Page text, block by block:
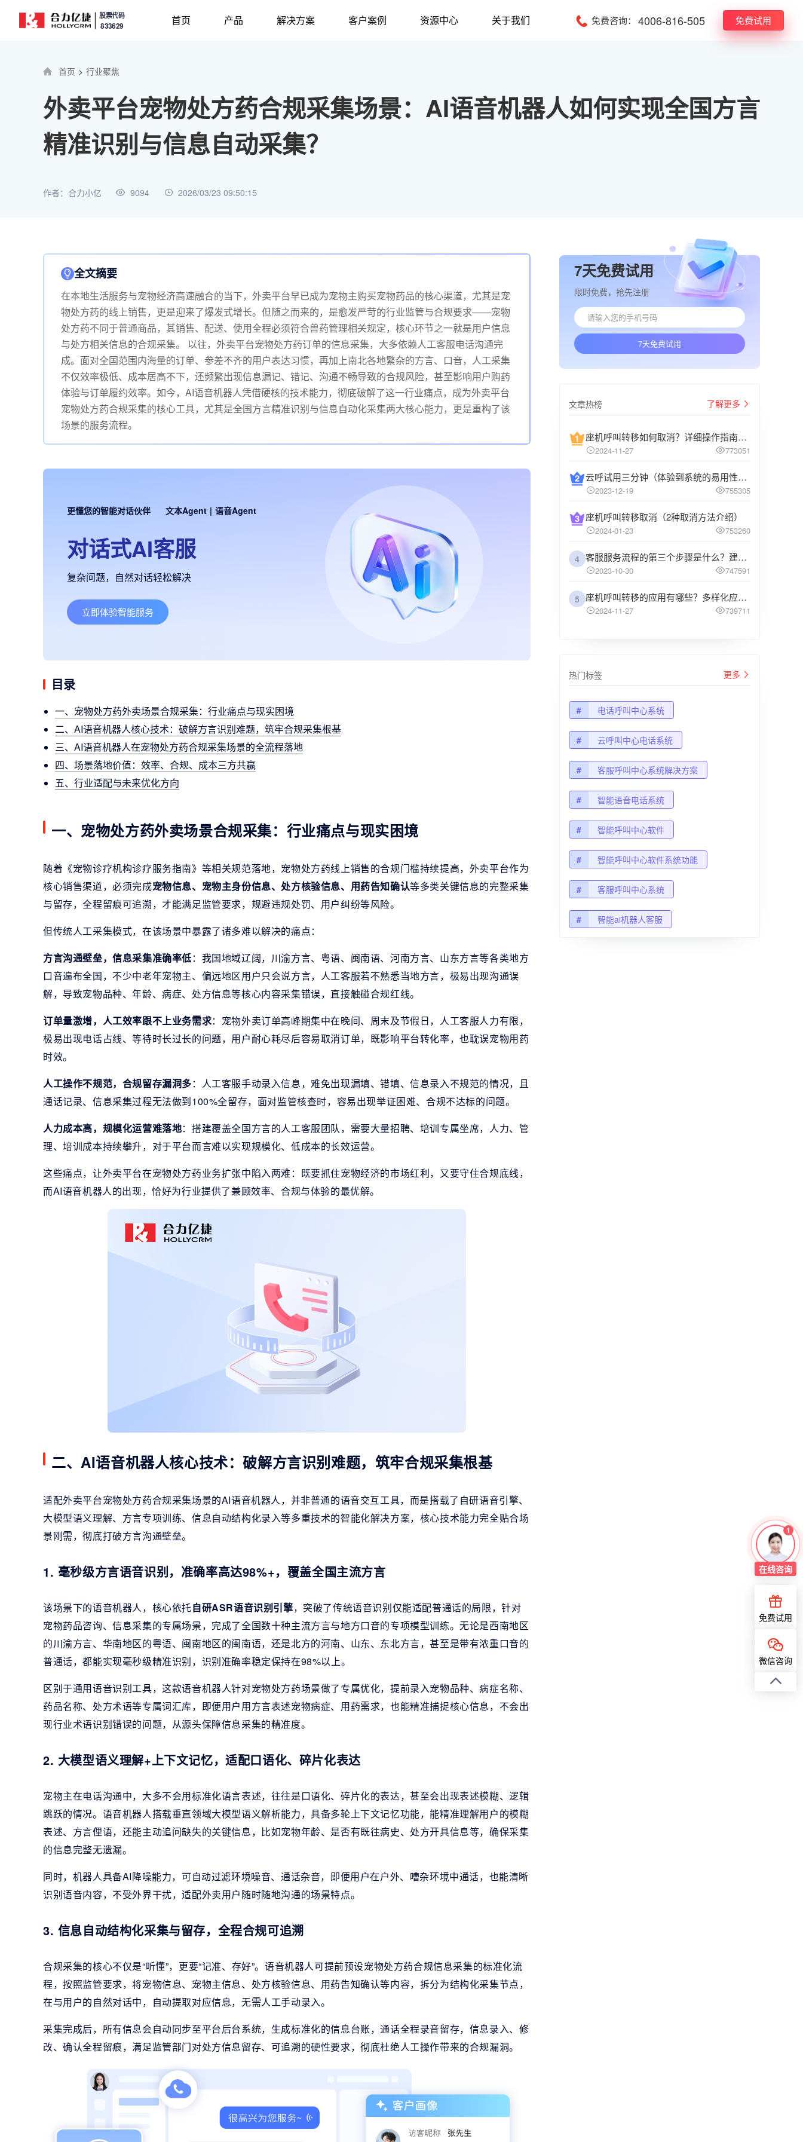
股票代码
833629 首页 产品 解决方案 客户案例 资源中心 关于我们 免费咨询： 4006-816-505 免费试用
首页 > 行业聚焦
外卖平台宠物处方药合规采集场景：AI语音机器人如何实现全国方言
精准识别与信息自动采集？
作者：合力小亿 9094 2026/03/23 09:50:15
全文摘要
在本地生活服务与宠物经济高速融合的当下，外卖平台早已成为宠物主购买宠物药品的核心渠道，尤其是宠
物处方药的线上销售，更是迎来了爆发式增长。但随之而来的，是愈发严苛的行业监管与合规要求——宠物
处方药不同于普通商品，其销售、配送、使用全程必须符合兽药管理相关规定，核心环节之一就是用户信息
与处方相关信息的合规采集。 以往，外卖平台宠物处方药订单的信息采集，大多依赖人工客服电话沟通完
成。面对全国范围内海量的订单、参差不齐的用户表达习惯，再加上南北各地繁杂的方言、口音，人工采集
不仅效率极低、成本居高不下，还频繁出现信息漏记、错记、沟通不畅导致的合规风险，甚至影响用户购药
体验与订单履约效率。如今，AI语音机器人凭借硬核的技术能力，彻底破解了这一行业痛点，成为外卖平台
宠物处方药合规采集的核心工具，尤其是全国方言精准识别与信息自动化采集两大核心能力，更是重构了该
场景的服务流程。
更懂您的智能对话伙伴 文本Agent | 语音Agent
对话式AI客服
复杂问题，自然对话轻松解决
立即体验智能服务
目录
一、宠物处方药外卖场景合规采集：行业痛点与现实困境
二、AI语音机器人核心技术：破解方言识别难题，筑牢合规采集根基
三、AI语音机器人在宠物处方药合规采集场景的全流程落地
四、场景落地价值：效率、合规、成本三方共赢
五、行业适配与未来优化方向
一、宠物处方药外卖场景合规采集：行业痛点与现实困境
随着《宠物诊疗机构诊疗服务指南》等相关规范落地，宠物处方药线上销售的合规门槛持续提高，外卖平台作为
核心销售渠道，必须完成宠物信息、宠物主身份信息、处方核验信息、用药告知确认等多类关键信息的完整采集
与留存，全程留痕可追溯，才能满足监管要求，规避违规处罚、用户纠纷等风险。
但传统人工采集模式，在该场景中暴露了诸多难以解决的痛点：
方言沟通壁垒，信息采集准确率低：我国地域辽阔，川渝方言、粤语、闽南语、河南方言、山东方言等各类地方
口音遍布全国，不少中老年宠物主、偏远地区用户只会说方言，人工客服若不熟悉当地方言，极易出现沟通误
解，导致宠物品种、年龄、病症、处方信息等核心内容采集错误，直接触碰合规红线。
订单量激增，人工效率跟不上业务需求：宠物外卖订单高峰期集中在晚间、周末及节假日，人工客服人力有限，
极易出现电话占线、等待时长过长的问题，用户耐心耗尽后容易取消订单，既影响平台转化率，也耽误宠物用药
时效。
人工操作不规范，合规留存漏洞多：人工客服手动录入信息，难免出现漏填、错填、信息录入不规范的情况，且
通话记录、信息采集过程无法做到100%全留存，面对监管核查时，容易出现举证困难、合规不达标的问题。
人力成本高，规模化运营难落地：搭建覆盖全国方言的人工客服团队，需要大量招聘、培训专属坐席，人力、管
理、培训成本持续攀升，对于平台而言难以实现规模化、低成本的长效运营。
这些痛点，让外卖平台在宠物处方药业务扩张中陷入两难：既要抓住宠物经济的市场红利，又要守住合规底线，
而AI语音机器人的出现，恰好为行业提供了兼顾效率、合规与体验的最优解。
二、AI语音机器人核心技术：破解方言识别难题，筑牢合规采集根基
适配外卖平台宠物处方药合规采集场景的AI语音机器人，并非普通的语音交互工具，而是搭载了自研语音引擎、
大模型语义理解、方言专项训练、信息自动结构化录入等多重技术的智能化解决方案，核心技术能力完全贴合场
景刚需，彻底打破方言沟通壁垒。
1. 毫秒级方言语音识别，准确率高达98%+，覆盖全国主流方言
该场景下的语音机器人，核心依托自研ASR语音识别引擎，突破了传统语音识别仅能适配普通话的局限，针对
宠物药品咨询、信息采集的专属场景，完成了全国数十种主流方言与地方口音的专项模型训练。无论是西南地区
的川渝方言、华南地区的粤语、闽南地区的闽南语，还是北方的河南、山东、东北方言，甚至是带有浓重口音的
普通话，都能实现毫秒级精准识别，识别准确率稳定保持在98%以上。
区别于通用语音识别工具，这款语音机器人针对宠物处方药场景做了专属优化，提前录入宠物品种、病症名称、
药品名称、处方术语等专属词汇库，即便用户用方言表述宠物病症、用药需求，也能精准捕捉核心信息，不会出
现行业术语识别错误的问题，从源头保障信息采集的精准度。
2. 大模型语义理解+上下文记忆，适配口语化、碎片化表达
宠物主在电话沟通中，大多不会用标准化语言表述，往往是口语化、碎片化的表达，甚至会出现表述模糊、逻辑
跳跃的情况。语音机器人搭载垂直领域大模型语义解析能力，具备多轮上下文记忆功能，能精准理解用户的模糊
表述、方言俚语，还能主动追问缺失的关键信息，比如宠物年龄、是否有既往病史、处方开具信息等，确保采集
的信息完整无遗漏。
同时，机器人具备AI降噪能力，可自动过滤环境噪音、通话杂音，即便用户在户外、嘈杂环境中通话，也能清晰
识别语音内容，不受外界干扰，适配外卖用户随时随地沟通的场景特点。
3. 信息自动结构化采集与留存，全程合规可追溯
合规采集的核心不仅是“听懂”，更要“记准、存好”。语音机器人可提前预设宠物处方药合规信息采集的标准化流
程，按照监管要求，将宠物信息、宠物主信息、处方核验信息、用药告知确认等内容，拆分为结构化采集节点，
在与用户的自然对话中，自动提取对应信息，无需人工手动录入。
采集完成后，所有信息会自动同步至平台后台系统，生成标准化的信息台账，通话全程录音留存，信息录入、修
改、确认全程留痕，满足监管部门对处方信息留存、可追溯的硬性要求，彻底杜绝人工操作带来的合规漏洞。
7天免费试用
限时免费，抢先注册
7天免费试用
文章热榜 了解更多
座机呼叫转移如何取消？详细操作指南介绍
2024-11-27 773051
云呼试用三分钟（体验到系统的易用性和高效性）
2023-12-19 755305
座机呼叫转移取消（2种取消方法介绍）
2024-01-23 753260
4 客服服务流程的第三个步骤是什么？建议企业阅读
2023-10-30 747591
5 座机呼叫转移的应用有哪些？多样化应用场景解析
2024-11-27 739711
热门标签 更多
# 电话呼叫中心系统
# 云呼叫中心电话系统
# 客服呼叫中心系统解决方案
# 智能语音电话系统
# 智能呼叫中心软件
# 智能呼叫中心软件系统功能
# 客服呼叫中心系统
# 智能ai机器人客服
1
在线咨询
免费试用
微信咨询